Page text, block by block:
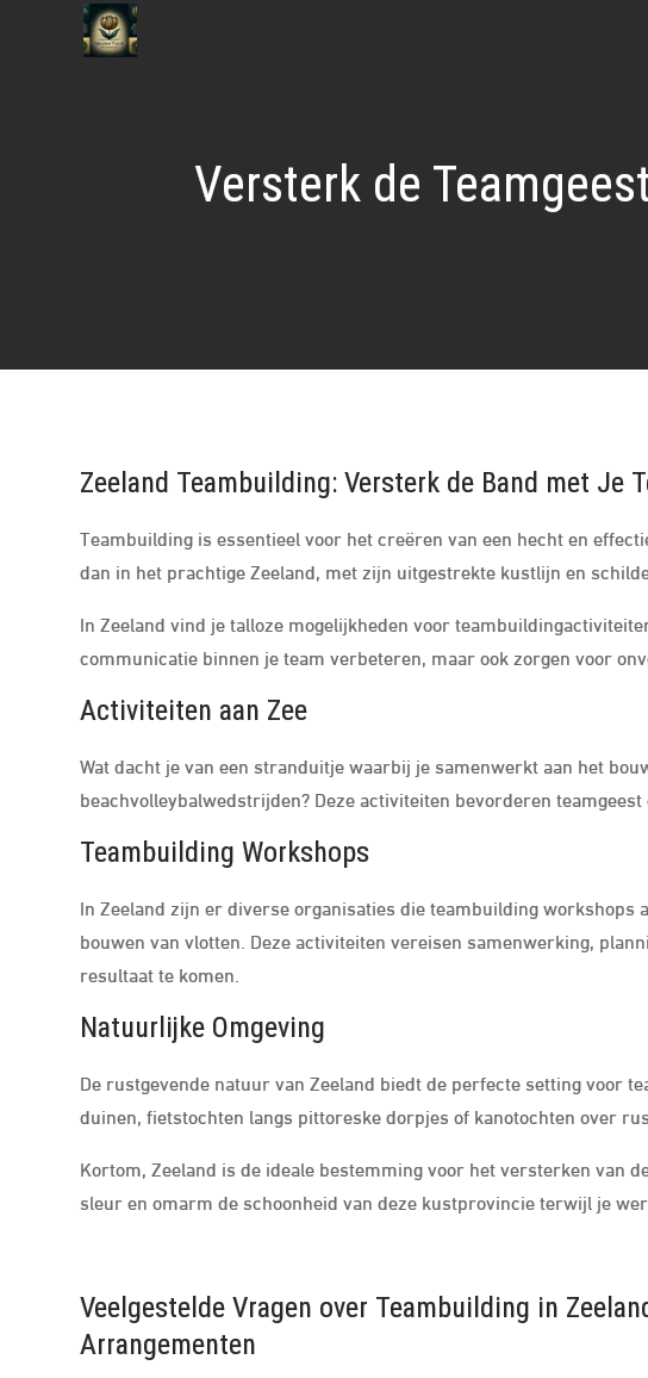
Versterk de
Zeeland Teambuilding: Versterk de Band met Je
Teambuilding is essentieel voor het creëren van een hecht en
dan in het prachtige Zeeland, met zijn uitgestrekte kustlijn en
In Zeeland vind je talloze mogelijkheden voor
communicatie binnen je team verbeteren, maar ook zorgen voor
Activiteiten aan Zee
Wat dacht je van een stranduitje waarbij je samenwerkt aan het
beachvolleybalwedstrijden? Deze activiteiten bevorderen
Teambuilding Workshops
In Zeeland zijn er diverse organisaties die teambuilding workshops
bouwen van vlotten. Deze activiteiten vereisen samenwerking,
resultaat te komen.
Natuurlijke Omgeving
De rustgevende natuur van Zeeland biedt de perfecte setting voor
duinen, fietstochten langs pittoreske dorpjes of kanotochten over
Kortom, Zeeland is de ideale bestemming voor het versterken van
sleur en omarm de schoonheid van deze kustprovincie terwijl je
Veelgestelde Vragen over Teambuilding in
Arrangementen